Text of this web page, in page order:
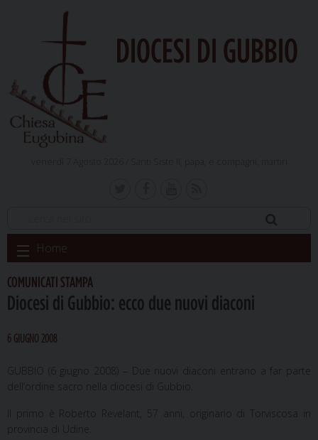
DIOCESI DI GUBBIO
Skip
to
content
Home
COMUNICATI STAMPA
Diocesi di Gubbio: ecco due nuovi diaconi
6 GIUGNO 2008
GUBBIO (6 giugno 2008) – Due nuovi diaconi entrano a far parte
dell’ordine sacro nella diocesi di Gubbio.
Il primo è Roberto Revelant, 57 anni, originario di Torviscosa in
provincia di Udine.